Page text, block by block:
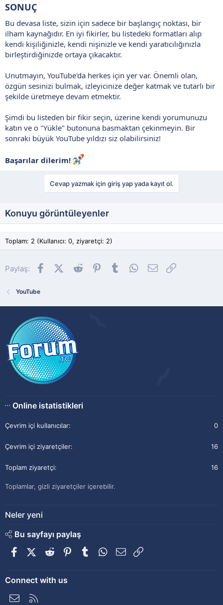
SONUÇ
Bu devasa liste, sizin için sadece bir başlangıç noktası, bir
ilham kaynağıdır. En iyi fikirler, bu listedeki formatları alıp
kendi kişiliğinizle, kendi nişinizle ve kendi yaratıcılığınızla
birleştirdiğinizde ortaya çıkacaktır.
Unutmayın, YouTube'da herkes için yer var. Önemli olan,
özgün sesinizi bulmak, izleyicinize değer katmak ve tutarlı bir
şekilde üretmeye devam etmektir.
Şimdi bu listeden bir fikir seçin, üzerine kendi yorumunuzu
katın ve o "Yükle" butonuna basmaktan çekinmeyin. Bir
sonraki büyük YouTube yıldızı siz olabilirsiniz!
Başarılar dilerim!
Cevap yazmak için giriş yap yada kayıt ol.
Konuyu görüntüleyenler
Toplam: 2 (Kullanıcı: 0, ziyaretçi: 2)
Paylaş: FacebookX (Twitter)
Reddit Pinterest
Tumblr WhatsApp
E-posta
YouTube
Online istatistikleri
Çevrim içi kullanıcılar 0
Çevrim içi ziyaretçiler 16
Toplam ziyaretçi 16
Toplamlar, gizli ziyaretçiler içerebilir.
Neler yeni
Bu sayfayı paylaş
FacebookX (Twitter)
Reddit PinterestTumblrWhatsApp
E-posta
Connect with us
Bize ulaşın